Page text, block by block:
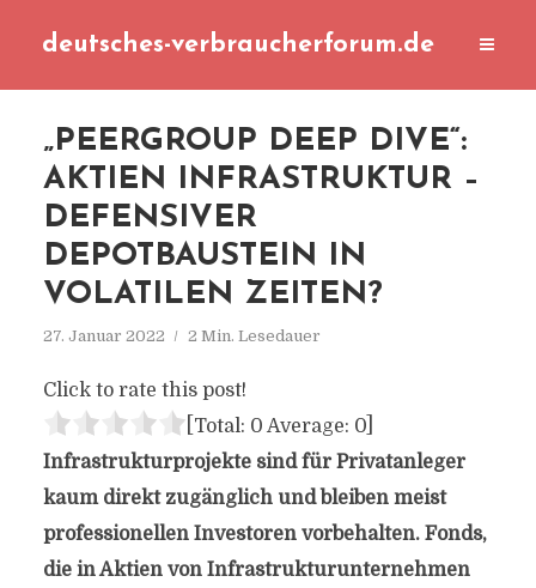
deutsches-verbraucherforum.de
„PEERGROUP DEEP DIVE“:
AKTIEN INFRASTRUKTUR –
DEFENSIVER
DEPOTBAUSTEIN IN
VOLATILEN ZEITEN?
27. Januar 2022 2 Min. Lesedauer
Click to rate this post!
[Total: 0 Average: 0]
Infrastrukturprojekte sind für Privatanleger
kaum direkt zugänglich und bleiben meist
professionellen Investoren vorbehalten. Fonds,
die in Aktien von Infrastrukturunternehmen